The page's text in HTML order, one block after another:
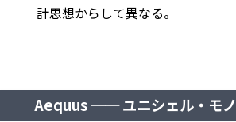
計思想からして異なる。
Aequus ── ユニシェル・モ